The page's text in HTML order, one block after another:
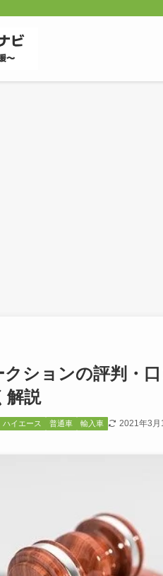
クションの評判・
解説
ハイエース 普通車 輸入車 2021年3月